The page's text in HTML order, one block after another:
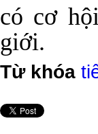
có cơ
giới.
Từ khóa